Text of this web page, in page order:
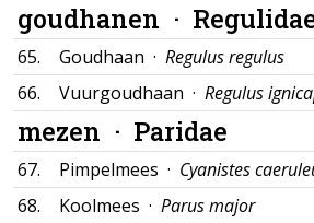
goudhanen ·
65. Goudhaan · Regulus regulus
66.
Vuurgoudhaan · Regulus
mezen · Paridae
67. Pimpelmees · Cyanistes
68.
Koolmees · Parus major